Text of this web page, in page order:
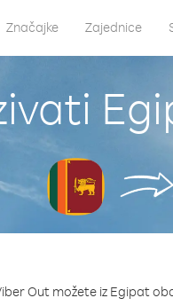
Značajke Zajednice
Out možete iz Egipat